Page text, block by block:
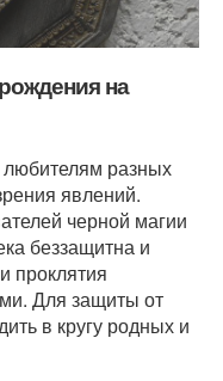
на
любителям разных
явлений.
черной магии
беззащитна и
проклятия
Для защиты от
в кругу родных и